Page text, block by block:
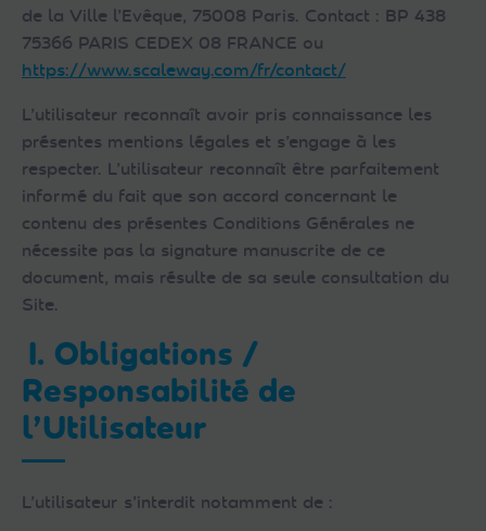
de la Ville l’Evêque, 75008 Paris. Contact : BP 438
75366 PARIS CEDEX 08 FRANCE ou
https://www.scaleway.com/fr/contact/
L’utilisateur reconnaît avoir pris connaissance les
présentes mentions légales et s’engage à les
respecter. L’utilisateur reconnaît être parfaitement
informé du fait que son accord concernant le
contenu des présentes Conditions Générales ne
nécessite pas la signature manuscrite de ce
document, mais résulte de sa seule consultation du
Site.
I. Obligations /
Responsabilité de
l’Utilisateur
L’utilisateur s’interdit notamment de :